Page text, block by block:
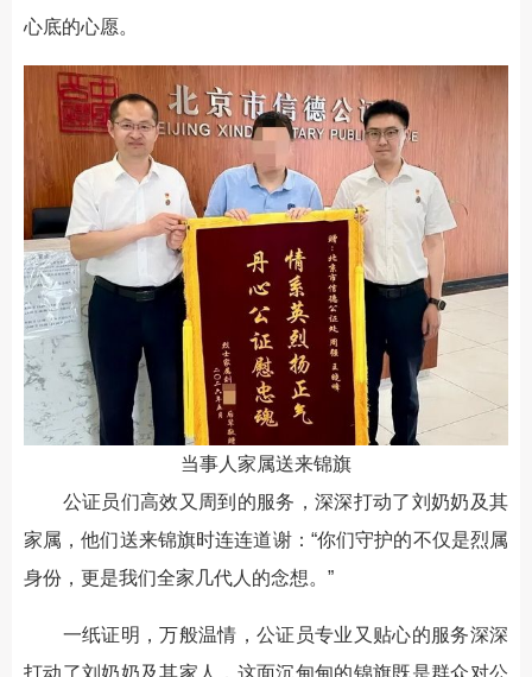
心底的心愿。
当事人家属送来锦旗
公证员们高效又周到的服务，深深打动了刘奶奶及其
家属，他们送来锦旗时连连道谢：“你们守护的不仅是烈属
身份，更是我们全家几代人的念想。”
一纸证明，万般温情，公证员专业又贴心的服务深深